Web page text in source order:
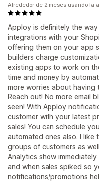
Apploy is definitely the
integrations with your
offering them on your app
builders charge
existing apps to work on
time and money by
more worries about having
Reach out! No more email
seen! With Apploy
customer with your latest
sales! You can schedule
automated ones also. I
groups of customers as
Analytics show
and when sales spiked so
notifications/promotions
Alrededor de 2 meses usando la